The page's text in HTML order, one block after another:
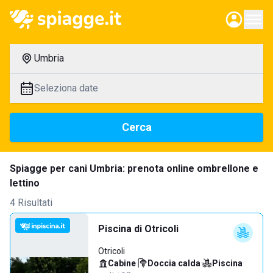
Umbria
Seleziona date
Cerca
Spiagge per cani Umbria: prenota online ombrellone e
lettino
4 Risultati
Piscina di Otricoli
Otricoli
Cabine· Doccia calda· Piscina·